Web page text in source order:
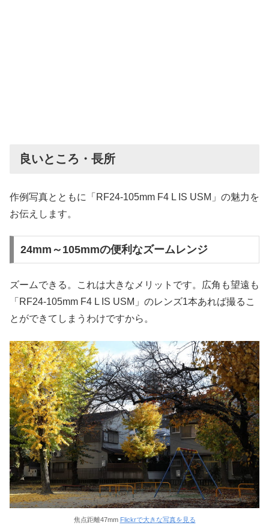
良いところ・長所
作例写真とともに「RF24-105mm F4 L IS USM」の魅力を
お伝えします。
24mm～105mmの便利なズームレンジ
ズームできる。これは大きなメリットです。広角も望遠も
「RF24-105mm F4 L IS USM」のレンズ1本あれば撮るこ
とができてしまうわけですから。
焦点距離47mm Flickrで大きな写真を見る